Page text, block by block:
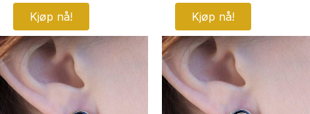
Kjøp nå! Kjøp nå!